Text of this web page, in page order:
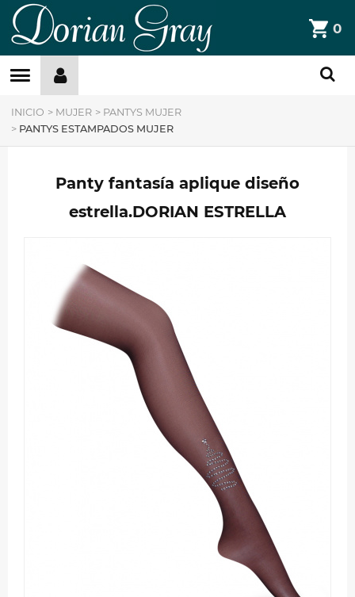
DorianGray
0
Filtros »
INICIO > MUJER > PANTYS MUJER
> PANTYS ESTAMPADOS MUJER
Panty fantasía aplique diseño
estrella.DORIAN ESTRELLA